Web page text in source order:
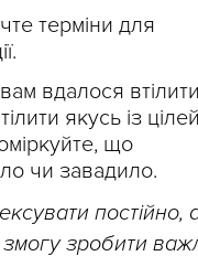
терміни для
вдалося втілити
якусь із
що
чи завадило.
постійно,
змогу зробити